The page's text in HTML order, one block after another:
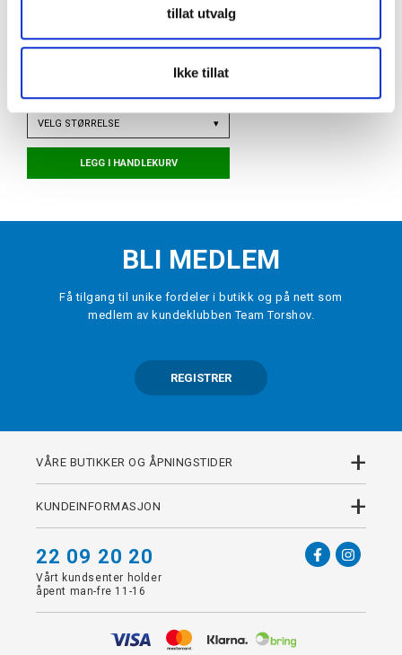
tillat utvalg
Ikke tillat
VELG STØRRELSE ▾
LEGG I HANDLEKURV
BLI MEDLEM
Få tilgang til unike fordeler i butikk og på nett som
medlem av kundeklubben Team Torshov.
REGISTRER
VÅRE BUTIKKER OG ÅPNINGSTIDER +
KUNDEINFORMASJON +
22 09 20 20
Vårt kundsenter holder
åpent man-fre 11-16